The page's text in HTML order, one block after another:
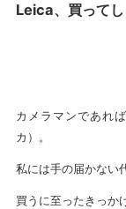
Leica、買ってし
カメラマンであれ
カ）。
私には手の届かない
買うに至ったきっか